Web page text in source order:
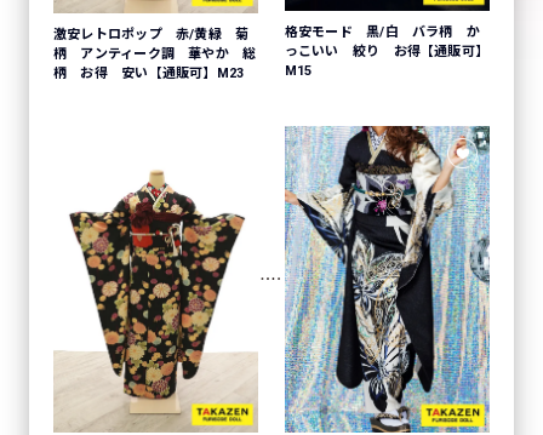
激安レトロポップ 赤/黄緑 菊
柄 アンティーク調 華やか 総
柄 お得 安い【通販可】M23
格安モード 黒/白 バラ柄 か
っこいい 絞り お得【通販可】
M15